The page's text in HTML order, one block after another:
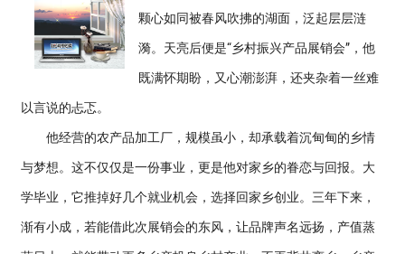
颗心如同被春风吹拂的湖面，泛起层层涟
漪。天亮后便是“乡村振兴产品展销会”，他
既满怀期盼，又心潮澎湃，还夹杂着一丝难
以言说的忐忑。
他经营的农产品加工厂，规模虽小，却承载着沉甸甸的乡情
与梦想。这不仅仅是一份事业，更是他对家乡的眷恋与回报。大
学毕业，它推掉好几个就业机会，选择回家乡创业。三年下来，
渐有小成，若能借此次展销会的东风，让品牌声名远扬，产值蒸